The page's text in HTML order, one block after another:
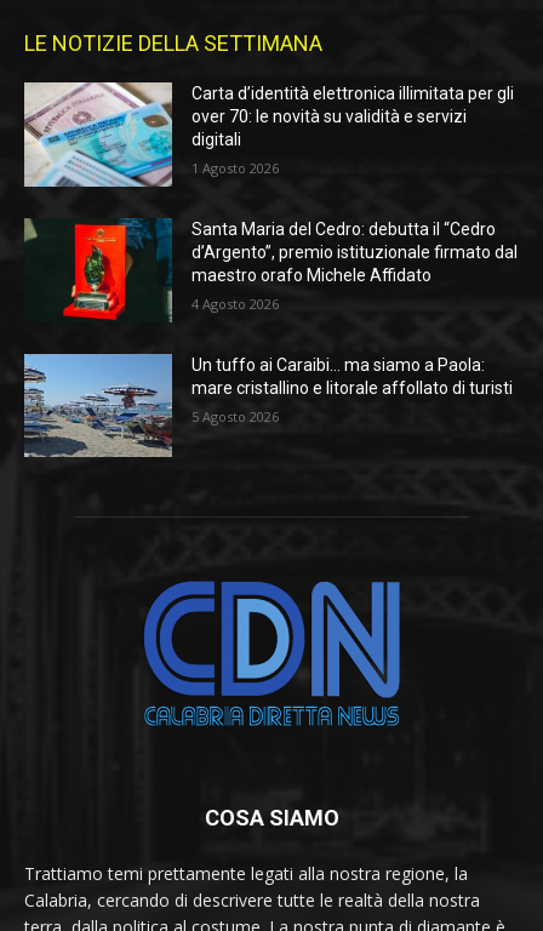
LE NOTIZIE DELLA SETTIMANA
Carta d’identità elettronica illimitata per gli
over 70: le novità su validità e servizi
digitali
1 Agosto 2026
Santa Maria del Cedro: debutta il “Cedro
d’Argento”, premio istituzionale firmato dal
maestro orafo Michele Affidato
4 Agosto 2026
Un tuffo ai Caraibi… ma siamo a Paola:
mare cristallino e litorale affollato di turisti
5 Agosto 2026
COSA SIAMO
Trattiamo temi prettamente legati alla nostra regione, la
Calabria, cercando di descrivere tutte le realtà della nostra